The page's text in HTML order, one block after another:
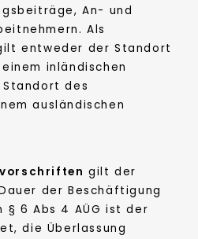
An- und
Als
entweder der Standort
inländischen
des
ausländischen
gilt der
der Beschäftigung
§ 6 Abs 4 AÜG ist der
die Überlassung